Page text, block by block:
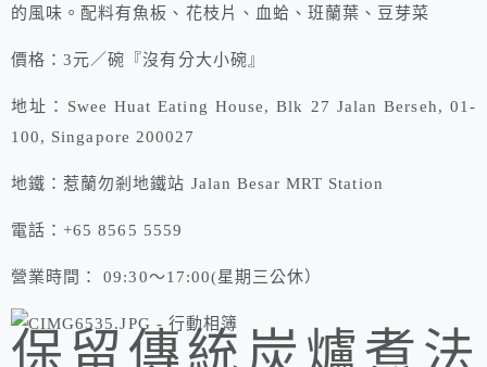
的風味。配料有魚板、花枝片、血蛤、班蘭葉、豆芽菜
價格：3元／碗『沒有分大小碗』
地址：Swee Huat Eating House, Blk 27 Jalan Berseh, 01-
100, Singapore 200027
地鐵：惹蘭勿剎地鐵站 Jalan Besar MRT Station
電話：+65 8565 5559
營業時間： 09:30～17:00(星期三公休）
保留傳統炭爐煮法